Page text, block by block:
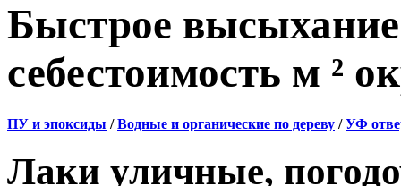
Быстрое
себестоимость м ²
ПУ и эпоксиды /Водные и органические по дереву /УФ
Лаки уличные,